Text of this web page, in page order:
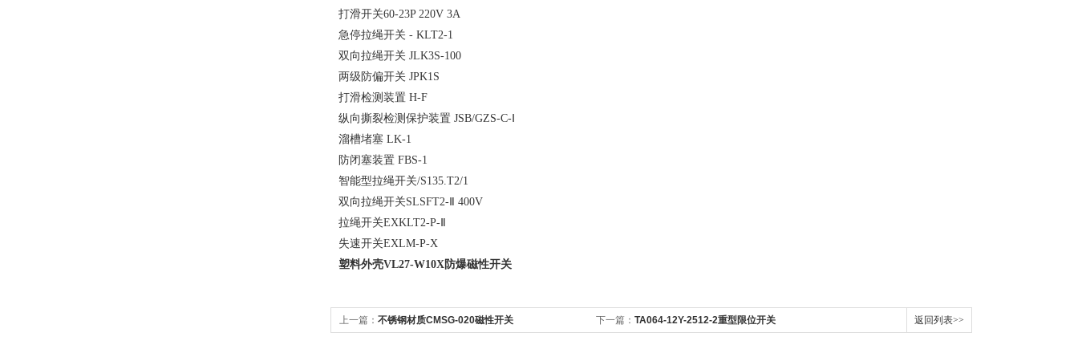
打滑开关60-23P 220V 3A
急停拉绳开关 - KLT2-1
双向拉绳开关 JLK3S-100
两级防偏开关 JPK1S
打滑检测装置 H-F
纵向撕裂检测保护装置 JSB/GZS-C-Ⅰ
溜槽堵塞 LK-1
防闭塞装置 FBS-1
智能型拉绳开关/S135.T2/1
双向拉绳开关SLSFT2-Ⅱ 400V
拉绳开关EXKLT2-P-Ⅱ
失速开关EXLM-P-X
塑料外壳VL27-W10X防爆磁性开关
上一篇： 不锈钢材质CMSG-020磁性开关 下一篇： TA064-12Y-2512-2重型限位开关 返回列表>>